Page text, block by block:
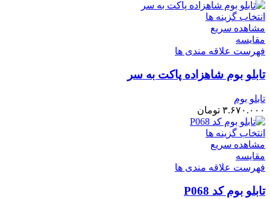
انتخاب گزینه ها
مشاهده سریع
مقایسه
فهرست علاقه مندی ها
تابلو بوم شاهزاده پاکت به سر
تابلو بوم
۳.۶۷۰.۰۰۰ تومان
انتخاب گزینه ها
مشاهده سریع
مقایسه
فهرست علاقه مندی ها
تابلو بوم کد P068